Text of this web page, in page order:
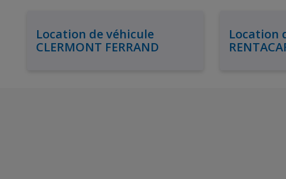
Location de véhicule
CLERMONT FERRAND
Location